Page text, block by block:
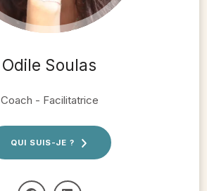
Odile Soulas
Coach - Facilitatrice
QUI SUIS-JE ?